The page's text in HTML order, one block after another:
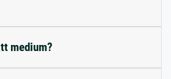
medium?